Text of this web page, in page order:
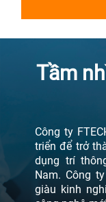
Tầm
Công ty
triển để trở
dụng trí
Nam. Công
giàu kinh